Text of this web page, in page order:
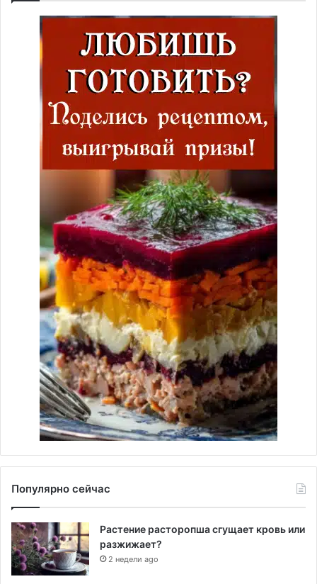
Популярно сейчас
Растение расторопша сгущает кровь или
разжижает?
2 недели ago